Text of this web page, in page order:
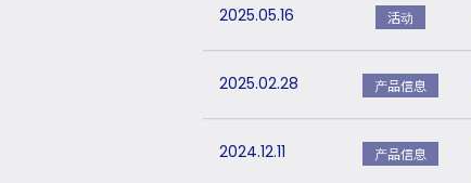
2025.05.16 活动
2025.02.28 产品信息
2024.12.11 产品信息